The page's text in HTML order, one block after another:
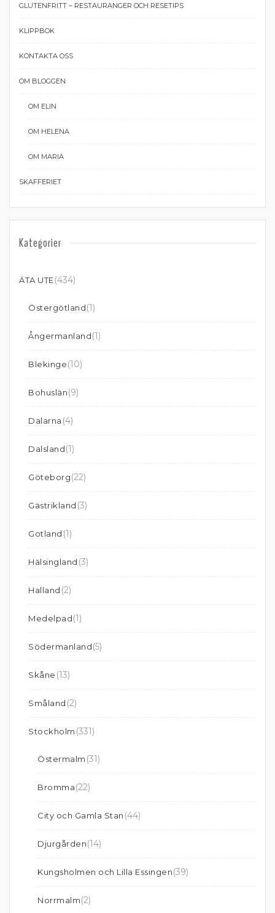
GLUTENFRITT – RESTAURANGER OCH RESETIPS
KLIPPBOK
KONTAKTA OSS
OM BLOGGEN
OM ELIN
OM HELENA
OM MARIA
SKAFFERIET
Kategorier
ÄTA UTE(434)
Östergötland(1)
Ångermanland(1)
Blekinge(10)
Bohuslän(9)
Dalarna (4)
Dalsland(1)
Göteborg(22)
Gästrikland (3)
Gotland (1)
Hälsingland (3)
Halland (2)
Medelpad(1)
Södermanland(5)
Skåne (13)
Småland (2)
Stockholm (331)
Östermalm (31)
Bromma(22)
City och Gamla Stan (44)
Djurgården(14)
Kungsholmen och Lilla Essingen(39)
Norrmalm(2)